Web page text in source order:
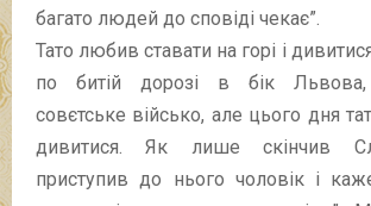
багато людей до сповіді чекає”.
Тато любив ставати на горі і
по битій дорозі в бік Львова,
совєтське військо, але цього дня
дивитися. Як лише скінчив
приступив до нього чоловік і